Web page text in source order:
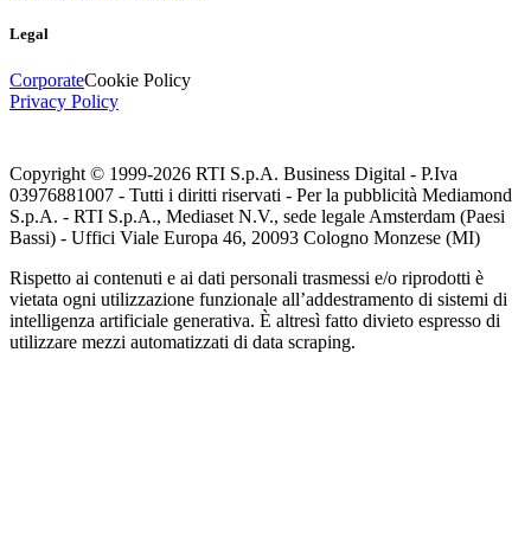
Legal
CorporateCookie Policy
Privacy Policy
Copyright © 1999-2026 RTI S.p.A. Business Digital - P.Iva
03976881007 - Tutti i diritti riservati - Per la pubblicità Mediamond
S.p.A. - RTI S.p.A., Mediaset N.V., sede legale Amsterdam (Paesi
Bassi) - Uffici Viale Europa 46, 20093 Cologno Monzese (MI)
Rispetto ai contenuti e ai dati personali trasmessi e/o riprodotti è
vietata ogni utilizzazione funzionale all’addestramento di sistemi di
intelligenza artificiale generativa. È altresì fatto divieto espresso di
utilizzare mezzi automatizzati di data scraping.